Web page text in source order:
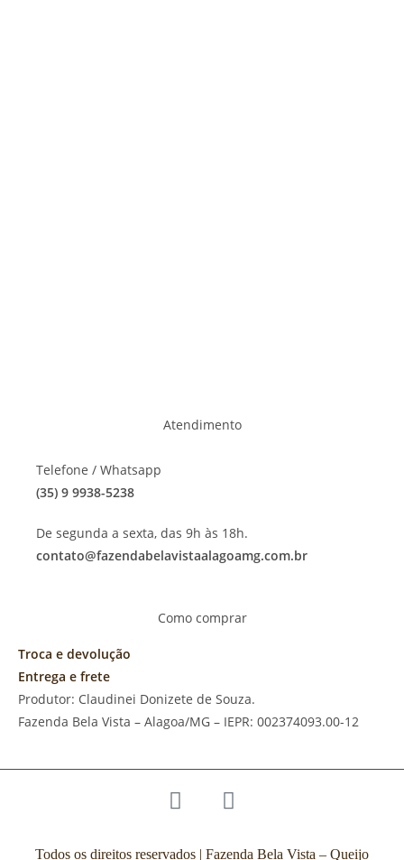
Atendimento
Telefone / Whatsapp
(35) 9 9938-5238
De segunda a sexta, das 9h às 18h.
contato@fazendabelavistaalagoamg.com.br
Como comprar
Troca e devolução
Entrega e frete
Produtor: Claudinei Donizete de Souza.
Fazenda Bela Vista – Alagoa/MG – IEPR: 002374093.00-12
Todos os direitos reservados | Fazenda Bela Vista – Queijo